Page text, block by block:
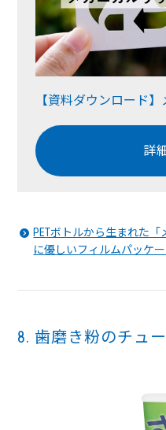
【資料ダウンロード
詳
PETボトルから生まれた
に優しいフィルムパッケ
8. 歯磨き粉のチュ